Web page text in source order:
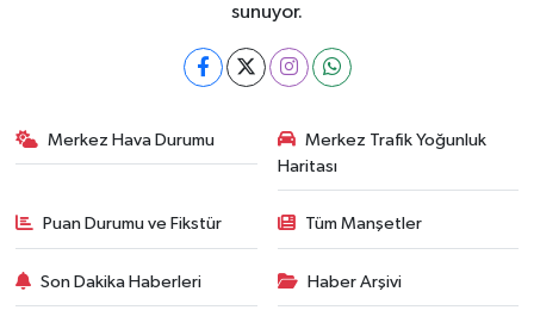
sunuyor.
Merkez Hava Durumu
Merkez Trafik Yoğunluk
Haritası
Puan Durumu ve Fikstür Tüm Manşetler
Son Dakika Haberleri Haber Arşivi